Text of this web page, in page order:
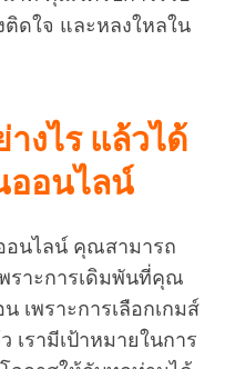
ติดใจ และหลงใหลใน
งไร แล้วได้
ออนไลน์
อนไลน์ คุณสามารถ
ราะการเดิมพันที่คุณ
เพราะการเลือกเกมส์
เรามีเป้าหมายในการ